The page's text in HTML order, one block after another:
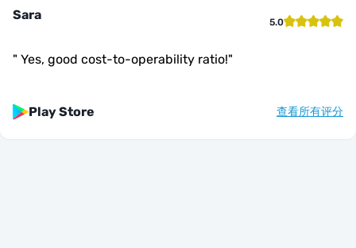
Sara 5.0
" Yes, good cost-to-operability ratio!"
Play Store 查看所有评分